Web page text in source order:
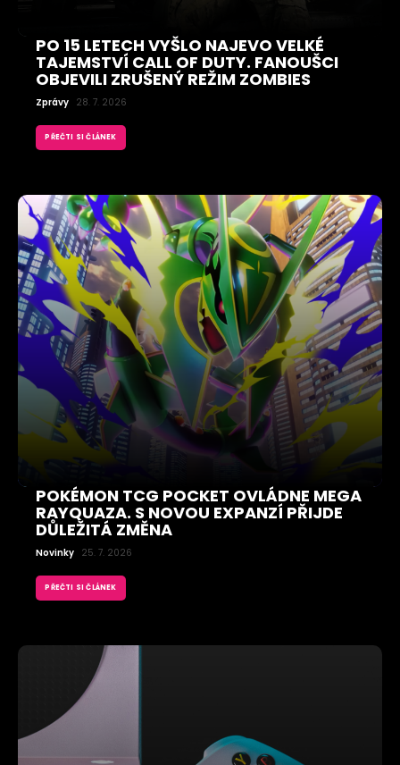
PO 15 LETECH VYŠLO NAJEVO VELKÉ
TAJEMSTVÍ CALL OF DUTY. FANOUŠCI
OBJEVILI ZRUŠENÝ REŽIM ZOMBIES
Zprávy 28. 7. 2026
PŘEČTI SI ČLÁNEK
POKÉMON TCG POCKET OVLÁDNE MEGA
RAYQUAZA. S NOVOU EXPANZÍ PŘIJDE
DŮLEŽITÁ ZMĚNA
Novinky 25. 7. 2026
PŘEČTI SI ČLÁNEK